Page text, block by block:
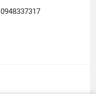
0948337317